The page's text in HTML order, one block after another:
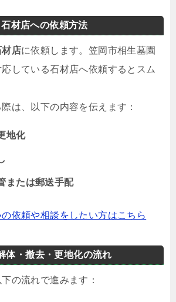
石材店への依頼方法
材店に依頼します。笠岡市相生墓園
している石材店へ依頼するとスム
は、以下の内容を伝えます：
地化
または郵送手配
依頼や相談をしたい方はこちら
体・撤去・更地化の流れ
の流れで進みます：